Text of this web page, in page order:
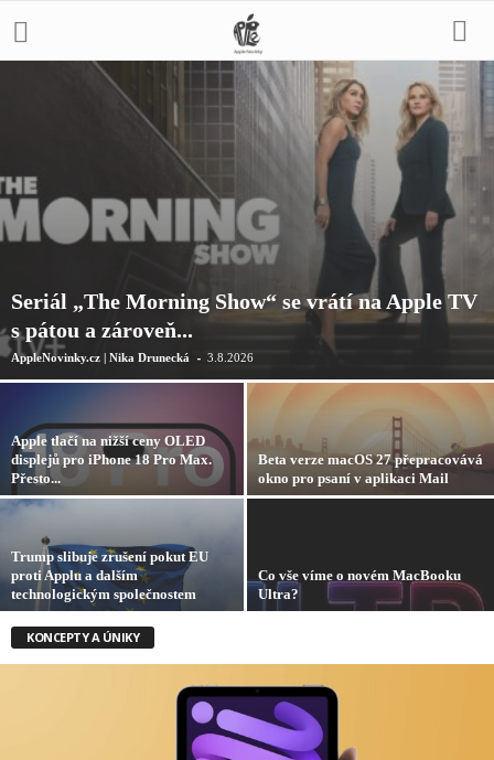
Seriál „The Morning Show“ se vrátí na Apple TV
s pátou a zároveň...
AppleNovinky.cz | Nika Drunecká - 3.8.2026
Apple tlačí na nižší ceny OLED
displejů pro iPhone 18 Pro Max.
Přesto...
Beta verze macOS 27 přepracovává
okno pro psaní v aplikaci Mail
Trump slibuje zrušení pokut EU
proti Applu a dalším
technologickým společnostem
Co vše víme o novém MacBooku
Ultra?
KONCEPTY A ÚNIKY